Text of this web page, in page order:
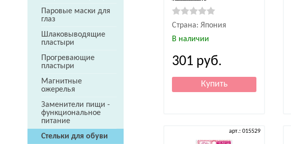
Паровые маски для
глаз
Шлаковыводящие
пластыри
Прогревающие
пластыри
Магнитные
ожерелья
Заменители пищи -
функциональное
питание
Стельки для обуви
Страна: Япония
В наличии
301 руб.
арт.: 015529